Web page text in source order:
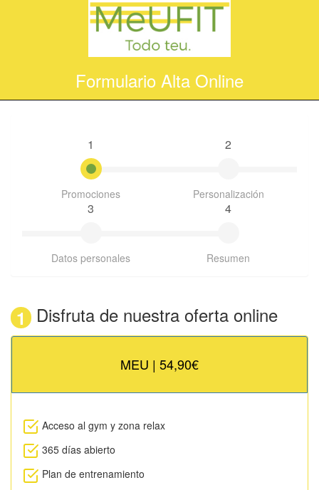
Formulario Alta Online
1
Promociones
2
Personalización
3
Datos personales
4
Resumen
1 Disfruta de nuestra oferta online
MEU | 54,90€
Acceso al gym y zona relax
365 días abierto
Plan de entrenamiento